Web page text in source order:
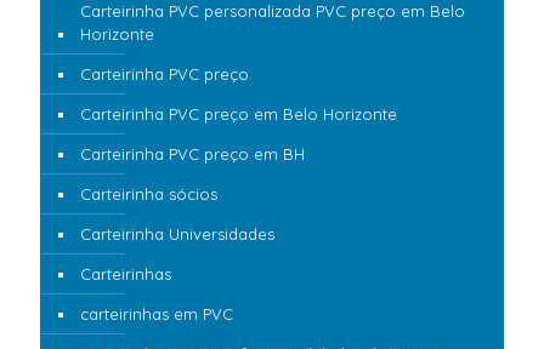
Carteirinha PVC personalizada PVC preço em Belo
Horizonte
Carteirinha PVC preço
Carteirinha PVC preço em Belo Horizonte
Carteirinha PVC preço em BH
Carteirinha sócios
Carteirinha Universidades
Carteirinhas
carteirinhas em PVC